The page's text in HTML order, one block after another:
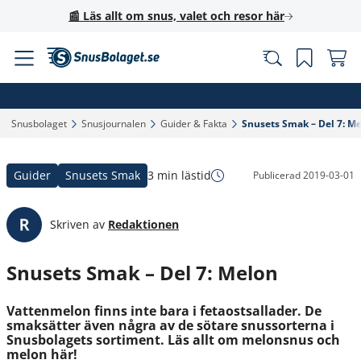
📰 Läs allt om snus, valet och resor här
Snusbolaget‎ Snusjournalen‎ Guider & Fakta‎ Snusets Smak – Del 7:
Guider Snusets Smak 3 min lästid Publicerad2019-03-01
Skriven av Redaktionen
Snusets Smak – Del 7: Melon
Vattenmelon finns inte bara i fetaostsallader. De
smaksätter även några av de sötare snussorterna i
Snusbolagets sortiment. Läs allt om melonsnus och
melon här!